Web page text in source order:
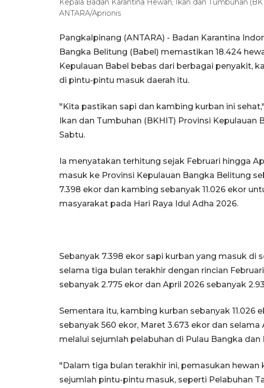
Kepala Badan Karantina Hewan, Ikan dan Tumbuhan
ANTARA/Aprionis
Pangkalpinang (ANTARA) - Badan Karantina
Bangka Belitung (Babel) memastikan 18.424
Kepulauan Babel bebas dari berbagai penyakit,
di pintu-pintu masuk daerah itu.
"Kita pastikan sapi dan kambing kurban ini
Ikan dan Tumbuhan (BKHIT) Provinsi Kepulauan
Sabtu.
Ia menyatakan terhitung sejak Februari hingga
masuk ke Provinsi Kepulauan Bangka Belitung
7.398 ekor dan kambing sebanyak 11.026 ekor
masyarakat pada Hari Raya Idul Adha 2026.
Sebanyak 7.398 ekor sapi kurban yang masuk di
selama tiga bulan terakhir dengan rincian
sebanyak 2.775 ekor dan April 2026 sebanyak
Sementara itu, kambing kurban sebanyak 11.026
sebanyak 560 ekor, Maret 3.673 ekor dan
melalui sejumlah pelabuhan di Pulau Bangka dan
"Dalam tiga bulan terakhir ini, pemasukan hewan
sejumlah pintu-pintu masuk, seperti Pelabuhan